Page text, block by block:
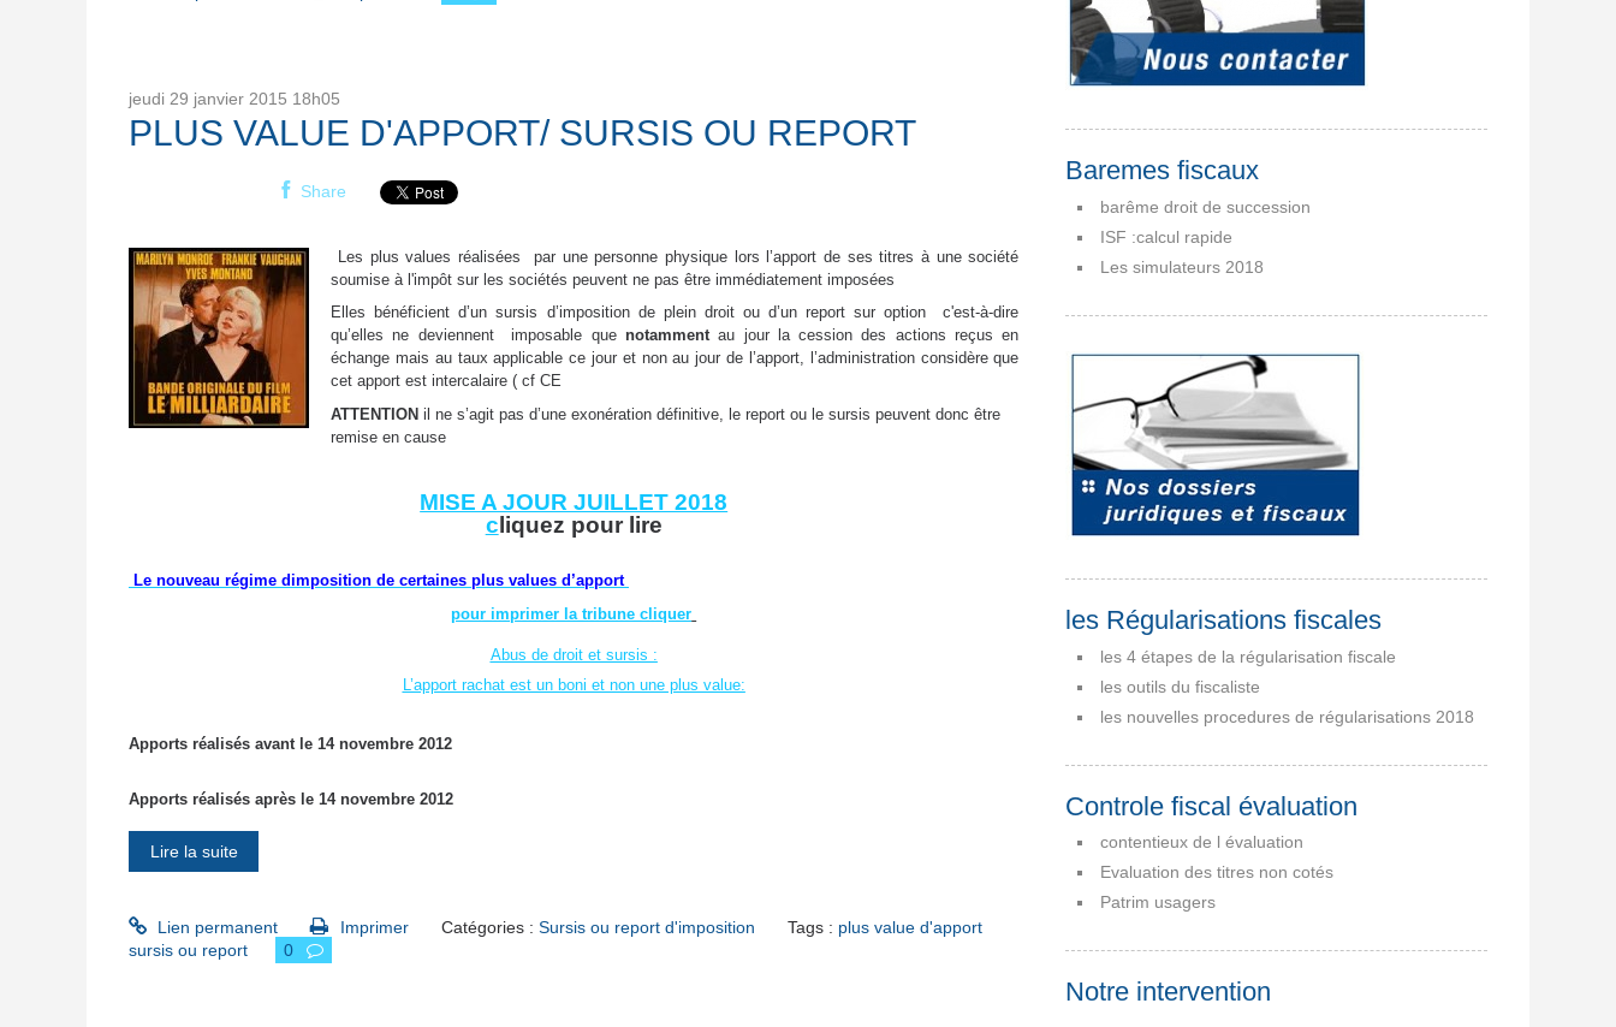
jeudi 29 janvier 2015 18h05
PLUS VALUE D'APPORT/ SURSIS OU REPORT
Share
Les plus values réalisées par une personne physique lors l’apport de ses titres à une société
soumise à l'impôt sur les sociétés peuvent ne pas être immédiatement imposées
Elles bénéficient d’un sursis d’imposition de plein droit ou d’un report sur option c'est-à-dire
qu’elles ne deviennent imposable que notammentau jour la cession des actions reçus en
échange mais au taux applicable ce jour et non au jour de l’apport, l’administration considère que
cet apport est intercalaire ( cf CE
ATTENTIONil ne s’agit pas d’une exonération définitive, le report ou le sursis peuvent donc être
remise en cause
MISE A JOUR JUILLET 2018
cliquez pour lire
Le nouveau régime dimposition de certaines plus values d’apport
pour imprimer la tribune cliquer
Abus de droit et sursis :
L’apport rachat est un boni et non une plus value:
Apports réalisés avant le 14 novembre 2012
Apports réalisés après le 14 novembre 2012
Lire la suite
Lien permanent Imprimer Catégories : Sursis ou report d'imposition Tags : plus value d'apport
sursis ou report
0
Baremes fiscaux
barême droit de succession
ISF :calcul rapide
Les simulateurs 2018
les Régularisations fiscales
les 4 étapes de la régularisation fiscale
les outils du fiscaliste
les nouvelles procedures de régularisations 2018
Controle fiscal évaluation
contentieux de l évaluation
Evaluation des titres non cotés
Patrim usagers
Notre intervention